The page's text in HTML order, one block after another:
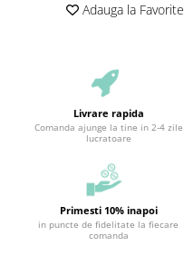
Adauga la Favorite
Livrare rapida
Comanda ajunge la tine in 2-4 zile
lucratoare
Primesti 10% inapoi
in puncte de fidelitate la fiecare
comanda